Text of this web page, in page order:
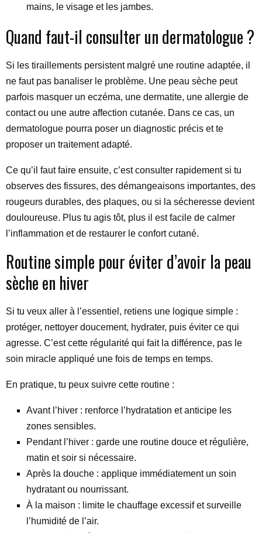
mains, le visage et les jambes.
Quand faut-il consulter un dermatologue ?
Si les tiraillements persistent malgré une routine adaptée, il
ne faut pas banaliser le problème. Une peau sèche peut
parfois masquer un eczéma, une dermatite, une allergie de
contact ou une autre affection cutanée. Dans ce cas, un
dermatologue pourra poser un diagnostic précis et te
proposer un traitement adapté.
Ce qu’il faut faire ensuite, c’est consulter rapidement si tu
observes des fissures, des démangeaisons importantes, des
rougeurs durables, des plaques, ou si la sécheresse devient
douloureuse. Plus tu agis tôt, plus il est facile de calmer
l’inflammation et de restaurer le confort cutané.
Routine simple pour éviter d’avoir la peau
sèche en hiver
Si tu veux aller à l’essentiel, retiens une logique simple :
protéger, nettoyer doucement, hydrater, puis éviter ce qui
agresse. C’est cette régularité qui fait la différence, pas le
soin miracle appliqué une fois de temps en temps.
En pratique, tu peux suivre cette routine :
Avant l’hiver : renforce l’hydratation et anticipe les
zones sensibles.
Pendant l’hiver : garde une routine douce et régulière,
matin et soir si nécessaire.
Après la douche : applique immédiatement un soin
hydratant ou nourrissant.
À la maison : limite le chauffage excessif et surveille
l’humidité de l’air.